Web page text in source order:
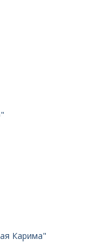
Карима"